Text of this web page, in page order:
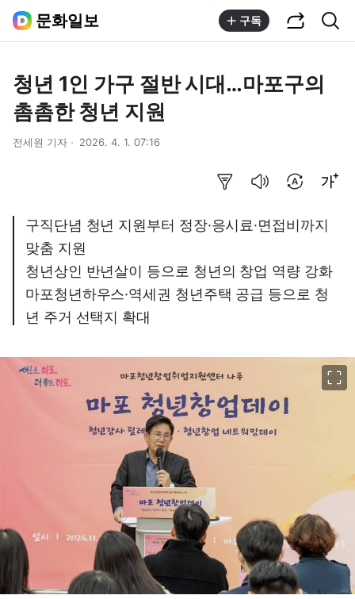
문화일보 구독
청년 1인 가구 절반 시대…마포구의
촘촘한 청년 지원
전세원 기자 2026. 4. 1. 07:16
구직단념 청년 지원부터 정장·응시료·면접비까지
맞춤 지원
청년상인 반년살이 등으로 청년의 창업 역량 강화
마포청년하우스·역세권 청년주택 공급 등으로 청
년 주거 선택지 확대